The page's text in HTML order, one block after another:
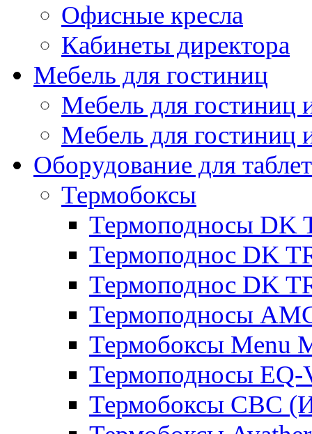
Офисные кресла
Кабинеты директора
Мебель для гостиниц
Мебель для
Мебель для гостиниц
Оборудование для
Термобоксы
Термоподносы DK
Термоподнос DK
Термоподнос DK
Термоподносы
Термобоксы Menu
Термоподносы EQ-
Термобоксы CBC